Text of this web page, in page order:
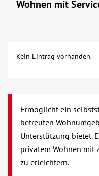
Tagespflege
Verhinderungspflege
Wohnen mit
Kein Eintrag vorhanden.
Ermöglicht ein
betreuten
Unterstützung bietet.
privatem Wohnen mit
zu erleichtern.